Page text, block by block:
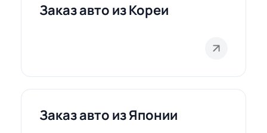
Заказ авто из Кореи
Заказ авто из Японии